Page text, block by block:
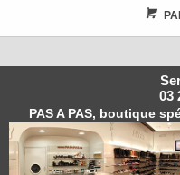
03
PAS A PAS, boutique